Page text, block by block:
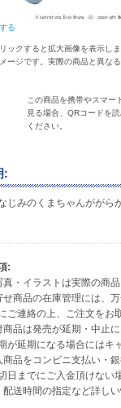
る
ックすると拡大画像を表示しま
ージです。実際の商品と異な
この商品を携帯やスマー
見る場合、QRコードを
ください。
:
じみのくまちゃんががら
:
・イラストは実際の商
せ商品の在庫管理には、
連絡の上、ご注文をお
品は発売が延期・中止に
延期になる場合にはキ
品をコンビニ支払い・
までにご入金頂けない
送時間の指定など詳し